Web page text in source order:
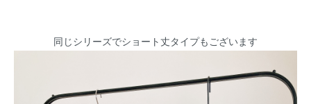
同じシリーズでショート丈タイプもございます